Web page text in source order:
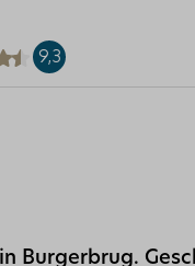
9,3
Burgerbrug.